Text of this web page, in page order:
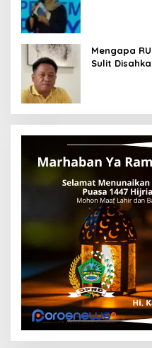
Mengapa
Sulit